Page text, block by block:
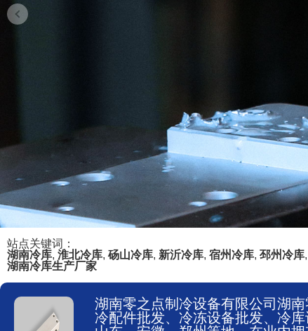
站点关键词：
湖南冷库, 淮北冷库, 砀山冷库, 新沂冷库, 宿州冷库, 邳州冷库,
湖南冷库生产厂家
湖南零之点制冷设备有限公司湖
冷配件批发、冷冻设备批发、冷